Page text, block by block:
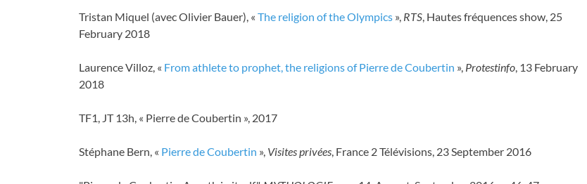
Tristan Miquel (avec Olivier Bauer), « The religion of the Olympics », RTS, Hautes fréquences show, 25
February 2018
Laurence Villoz, « From athlete to prophet, the religions of Pierre de Coubertin », Protestinfo, 13 February
2018
TF1, JT 13h, « Pierre de Coubertin », 2017
Stéphane Bern, « Pierre de Coubertin », Visites privées, France 2 Télévisions, 23 September 2016